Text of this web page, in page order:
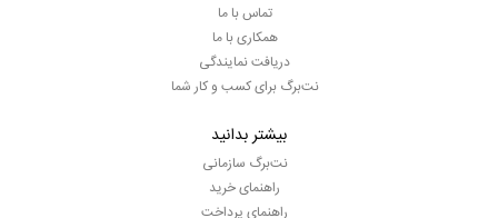
تماس با ما
همکاری با ما
دریافت نمایندگی
نت‌برگ برای کسب و کار شما
بیشتر بدانید
نت‌برگ سازمانی
راهنمای خرید
راهنمای پرداخت